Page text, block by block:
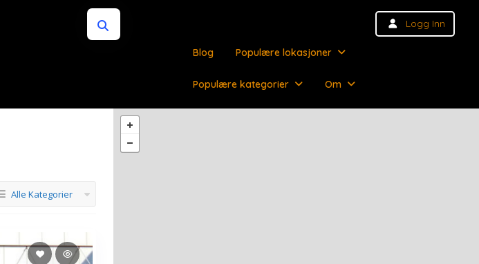
Logg Inn
Blog Populære lokasjoner
Populære kategorier Om
Alle Kategorier